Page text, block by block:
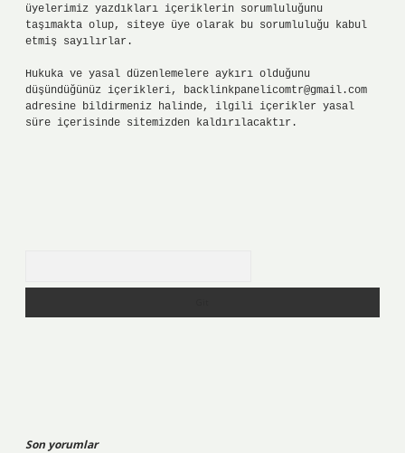
üyelerimiz yazdıkları içeriklerin sorumluluğunu
taşımakta olup, siteye üye olarak bu sorumluluğu kabul
etmiş sayılırlar.
Hukuka ve yasal düzenlemelere aykırı olduğunu
düşündüğünüz içerikleri, backlinkpanelicomtr@gmail.com
adresine bildirmeniz halinde, ilgili içerikler yasal
süre içerisinde sitemizden kaldırılacaktır.
Son yorumlar